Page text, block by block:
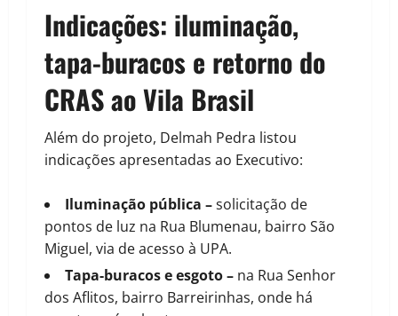
Indicações: iluminação,
tapa-buracos e retorno do
CRAS ao Vila Brasil
Além do projeto, Delmah Pedra listou
indicações apresentadas ao Executivo:
Iluminação pública –solicitação de
pontos de luz na Rua Blumenau, bairro São
Miguel, via de acesso à UPA.
Tapa-buracos e esgoto– na Rua Senhor
dos Aflitos, bairro Barreirinhas, onde há